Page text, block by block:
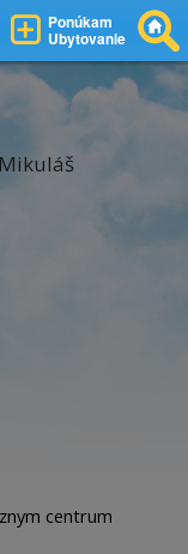
Ponúkam
Ubytovanie
centrum